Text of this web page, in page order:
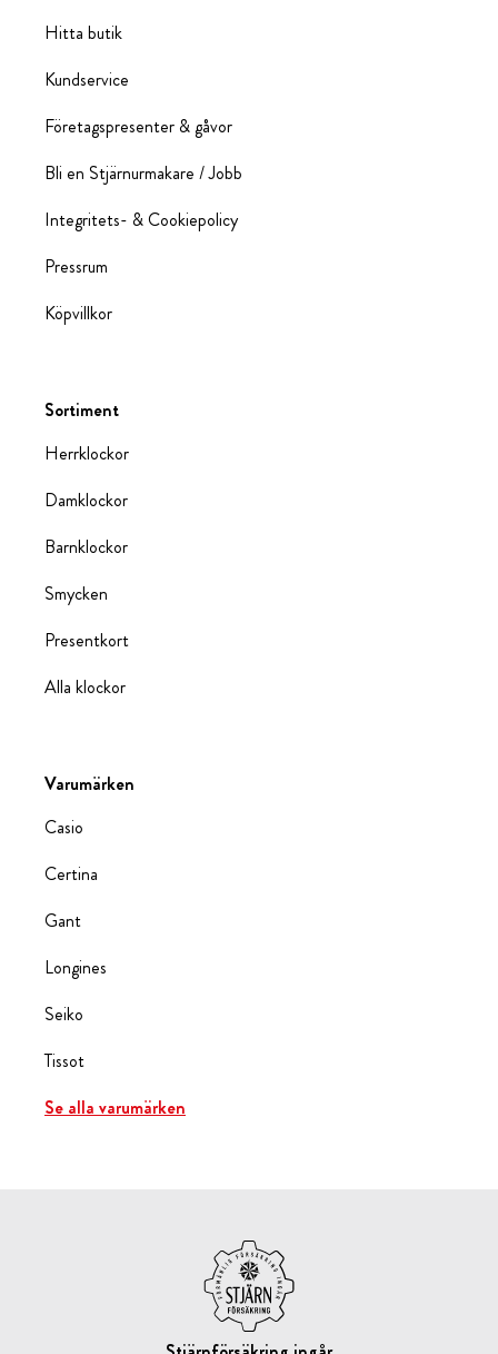
Hitta butik
Kundservice
Företagspresenter & gåvor
Bli en Stjärnurmakare / Jobb
Integritets- & Cookiepolicy
Pressrum
Köpvillkor
Sortiment
Herrklockor
Damklockor
Barnklockor
Smycken
Presentkort
Alla klockor
Varumärken
Casio
Certina
Gant
Longines
Seiko
Tissot
Se alla varumärken